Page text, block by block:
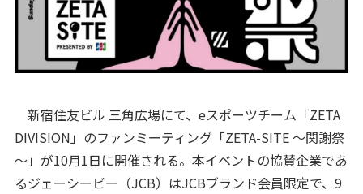
新宿住友ビル 三角広場にて、eスポーツチーム「ZETA
DIVISION」のファンミーティング「ZETA-SITE ～関謝祭
～」が10月1日に開催される。本イベントの協賛企業であ
るジェーシービー（JCB）はJCBブランド会員限定で、9